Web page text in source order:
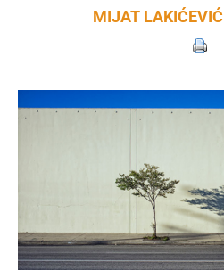
MIJAT LAKIĆEVIĆ